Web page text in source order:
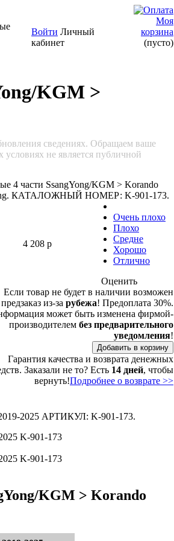
Войти Личный
кабинет
Моя
корзина
(пусто)
KGM >
сведениях. Обращаем ваше
не является публичной
4 части SsangYong/KGM > Korando
КАТАЛОЖНЫЙ НОМЕР: K-901-173.
4 208 р
Очень плохо
Плохо
Средне
Хорошо
Отлично
Оценить
Если товар не будет в наличии возможен
предзаказ из-за рубежа! Предоплата 30%.
может быть изменена фирмой-
производителем без предварительного
уведомления!
Гарантия качества и возврата денежных
Заказали не то? Есть 14 дней, чтобы
вернуть!Подробнее о возврате >>
2025 АРТИКУЛ: K-901-173.
KGM > Korando